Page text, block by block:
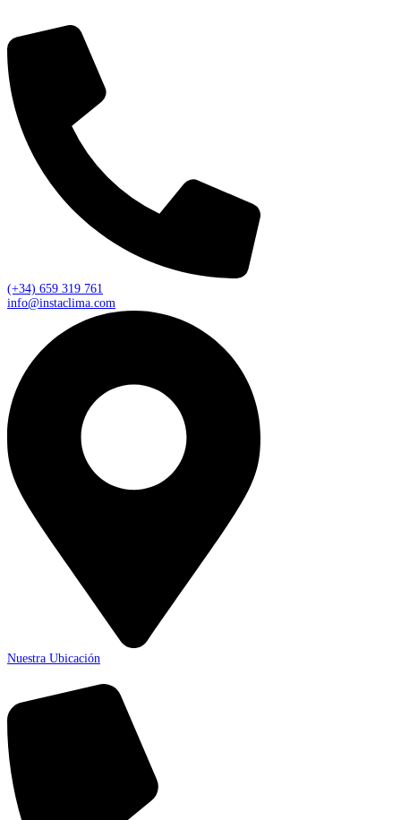
(+34) 659 319 761
info@instaclima.com
Nuestra Ubicación